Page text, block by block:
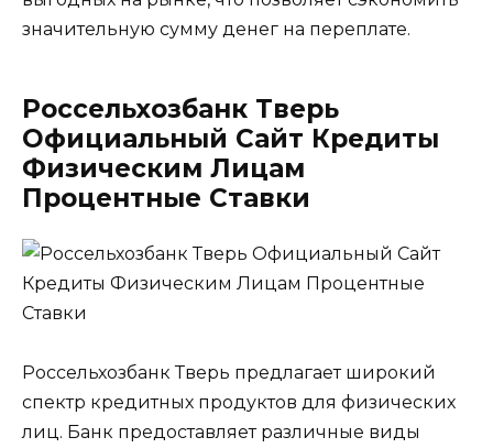
значительную сумму денег на переплате.
Россельхозбанк Тверь
Официальный Сайт Кредиты
Физическим Лицам
Процентные Ставки
Россельхозбанк Тверь предлагает широкий
спектр кредитных продуктов для физических
лиц. Банк предоставляет различные виды